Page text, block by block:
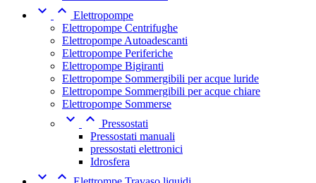
  Elettropompe
Elettropompe Centrifughe
Elettropompe Autoadescanti
Elettropompe Periferiche
Elettropompe Bigiranti
Elettropompe Sommergibili per acque luride
Elettropompe Sommergibili per acque chiare
Elettropompe Sommerse
  Pressostati
Pressostati manuali
pressostati elettronici
Idrosfera
 